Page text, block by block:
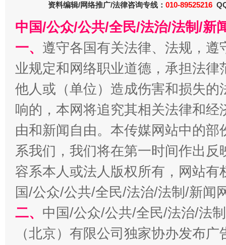
千年窑火 生生不息 一
揭开“小金库”的免责幌子
资料编辑/网络推广/法律咨询专线： 010-89525216
中国/公众/公共/全民/法治/法制/新
一、 遵守各国有关法律、法规，
业规定和网络职业道德，承担法
他人或（单位）造成伤害和损失
响的，本网将追究其相关法律和
由和新闻自由。本传媒网站中的
系我们，我们将在第一时间作出
容系本人或法人版权所有，网站
国/公众/公共/全民/法治/法制/新闻
二、 中国/公众/公共/全民/法治/法
（北京）有限公司独家协办发布